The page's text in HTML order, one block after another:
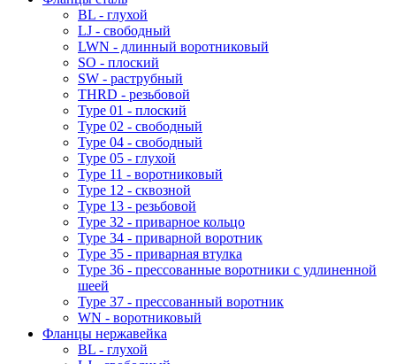
BL - глухой
LJ - свободный
LWN - длинный воротниковый
SO - плоский
SW - раструбный
THRD - резьбовой
Type 01 - плоский
Type 02 - свободный
Type 04 - свободный
Type 05 - глухой
Type 11 - воротниковый
Type 12 - сквозной
Type 13 - резьбовой
Type 32 - приварное кольцо
Type 34 - приварной воротник
Type 35 - приварная втулка
Type 36 - прессованные воротники с удлиненной
шеей
Type 37 - прессованный воротник
WN - воротниковый
Фланцы нержавейка
BL - глухой